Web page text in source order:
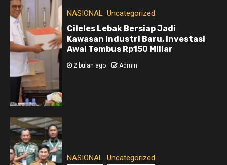
NASIONAL Uncategorized
Cileles Lebak Bersiap Jadi
Kawasan Industri Baru, Investasi
Awal Tembus Rp150 Miliar
2 bulan ago Admin
NASIONAL Uncategorized